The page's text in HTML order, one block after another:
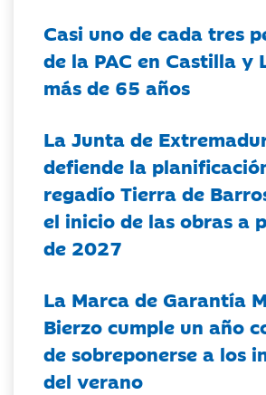
Casi uno de cada tres
de la PAC en Castilla y
más de 65 años
La Junta de
defiende la
regadío Tierra de
el inicio de las obras a
de 2027
La Marca de Garantía
Bierzo cumple un año
de sobreponerse a los
del verano